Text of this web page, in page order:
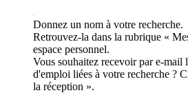
Donnez un nom à votre recherche.
Retrouvez-la dans la rubrique «
espace personnel.
Vous souhaitez recevoir par e-mail
d'emploi liées à votre recherche ?
la réception ».